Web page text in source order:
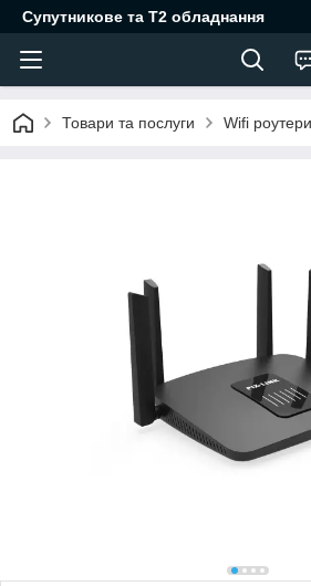
Супутникове та Т2 обладнання
Товари та послуги Wifi